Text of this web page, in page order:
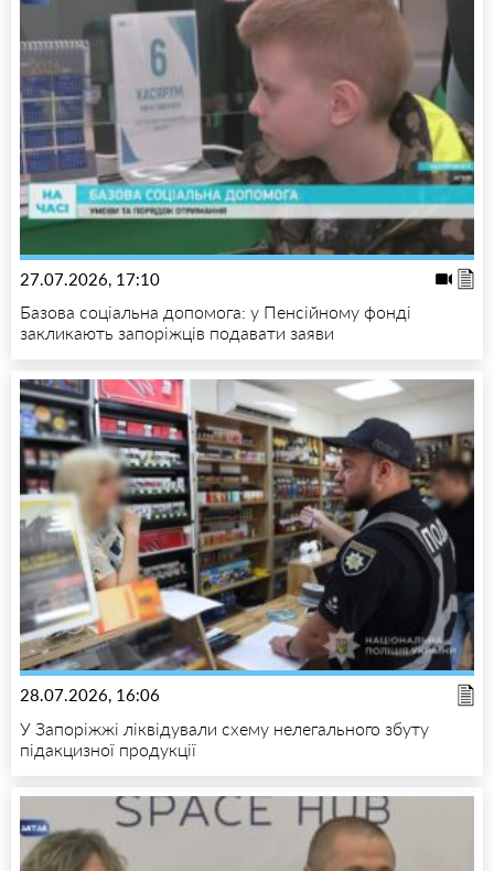
27.07.2026, 17:10
Базова соціальна допомога: у Пенсійному фонді
закликають запоріжців подавати заяви
28.07.2026, 16:06
У Запоріжжі ліквідували схему нелегального збуту
підакцизної продукції